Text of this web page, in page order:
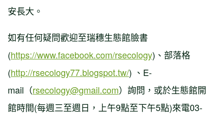
安長大。
如有任何疑問歡迎至瑞穗生態館臉書
(https://www.facebook.com/rsecology)、部落格
(http://rsecology77.blogspot.tw/) 、E-
mail（rsecology@gmail.com）詢問，或於生態館開
館時間(每週三至週日，上午9點至下午5點)來電03-